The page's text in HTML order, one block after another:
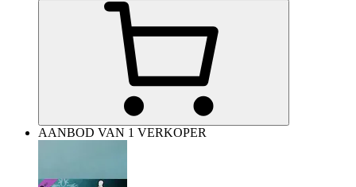
AANBOD VAN 1 VERKOPER